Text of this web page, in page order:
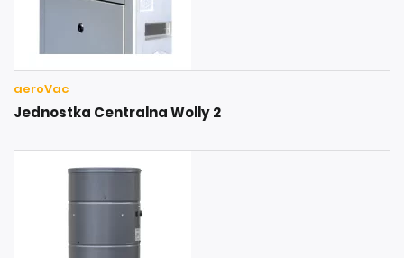
aeroVac
Jednostka Centralna Wolly 2